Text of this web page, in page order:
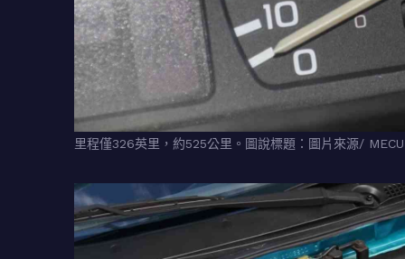
里程僅326英里，約525公里。圖說標題：圖片來源/